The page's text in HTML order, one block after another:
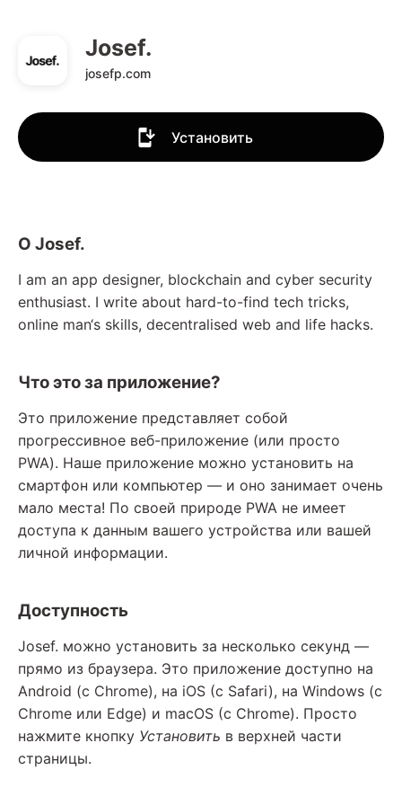
Josef.
josefp.com
Установить
О Josef.
I am an app designer, blockchain and cyber security
enthusiast. I write about hard-to-find tech tricks,
online man‘s skills, decentralised web and life hacks.
Что это за приложение?
Это приложение представляет собой
прогрессивное веб-приложение (или просто
PWA). Наше приложение можно установить на
смартфон или компьютер — и оно занимает очень
мало места! По своей природе PWA не имеет
доступа к данным вашего устройства или вашей
личной информации.
Доступность
Josef. можно установить за несколько секунд —
прямо из браузера. Это приложение доступно на
Android (с Chrome), на iOS (с Safari), на Windows (с
Chrome или Edge) и macOS (с Chrome). Просто
нажмите кнопку Установить в верхней части
страницы.